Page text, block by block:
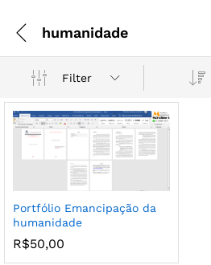
humanidade
Filter
Portfólio Emancipação da
humanidade
R$50,00